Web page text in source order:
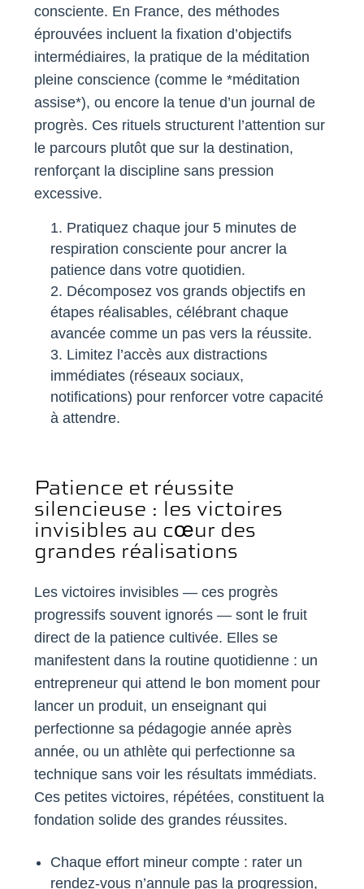
consciente. En France, des méthodes
éprouvées incluent la fixation d’objectifs
intermédiaires, la pratique de la méditation
pleine conscience (comme le *méditation
assise*), ou encore la tenue d’un journal de
progrès. Ces rituels structurent l’attention sur
le parcours plutôt que sur la destination,
renforçant la discipline sans pression
excessive.
Pratiquez chaque jour 5 minutes de
respiration consciente pour ancrer la
patience dans votre quotidien.
Décomposez vos grands objectifs en
étapes réalisables, célébrant chaque
avancée comme un pas vers la réussite.
Limitez l’accès aux distractions
immédiates (réseaux sociaux,
notifications) pour renforcer votre capacité
à attendre.
Patience et réussite
silencieuse : les victoires
invisibles au cœur des
grandes réalisations
Les victoires invisibles — ces progrès
progressifs souvent ignorés — sont le fruit
direct de la patience cultivée. Elles se
manifestent dans la routine quotidienne : un
entrepreneur qui attend le bon moment pour
lancer un produit, un enseignant qui
perfectionne sa pédagogie année après
année, ou un athlète qui perfectionne sa
technique sans voir les résultats immédiats.
Ces petites victoires, répétées, constituent la
fondation solide des grandes réussites.
Chaque effort mineur compte : rater un
rendez-vous n’annule pas la progression,